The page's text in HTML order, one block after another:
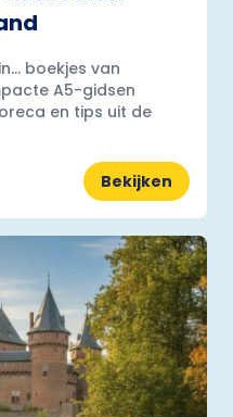
boekjes van
A5-gidsen
en tips uit de
Bekijken